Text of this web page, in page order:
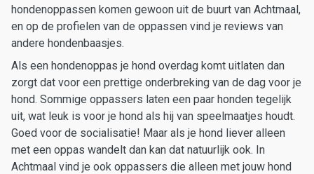
hondenoppassen komen gewoon uit de buurt van Achtmaal,
en op de profielen van de oppassen vind je reviews van
andere hondenbaasjes.
Als een hondenoppas je hond overdag komt uitlaten dan
zorgt dat voor een prettige onderbreking van de dag voor je
hond. Sommige oppassers laten een paar honden tegelijk
uit, wat leuk is voor je hond als hij van speelmaatjes houdt.
Goed voor de socialisatie! Maar als je hond liever alleen
met een oppas wandelt dan kan dat natuurlijk ook. In
Achtmaal vind je ook oppassers die alleen met jouw hond